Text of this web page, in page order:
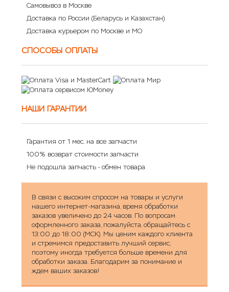
Самовывоз в Москве
Доставка по России (Беларусь и Казахстан)
Доставка курьером по Москве и МО
СПОСОБЫ ОПЛАТЫ
НАШИ ГАРАНТИИ
Гарантия от 1 мес. на все запчасти
100% возврат стоимости запчасти
Не подошла запчасть - обмен товара
В связи с высоким спросом на товары и услуги
нашего интернет-магазина, время обработки
заказов увеличено до 24 часов. По вопросам
оформленного заказа, пожалуйста, обращайтесь с
13:00 до 18:00 (МСК). Мы ценим каждого клиента
и стремимся предоставить лучший сервис,
поэтому иногда требуется больше времени для
обработки заказа. Благодарим за понимание и
ждем ваших заказов!